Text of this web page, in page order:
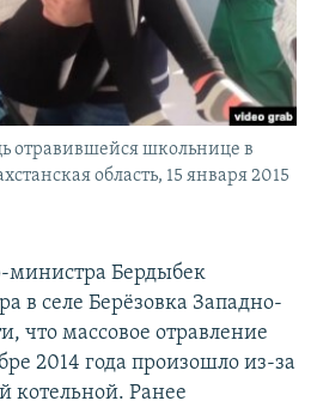
отравившейся школьнице в
область, 15 января 2015
министра Бердыбек
в селе Берёзовка Западно-
что массовое отравление
2014 года произошло из-за
котельной. Ранее